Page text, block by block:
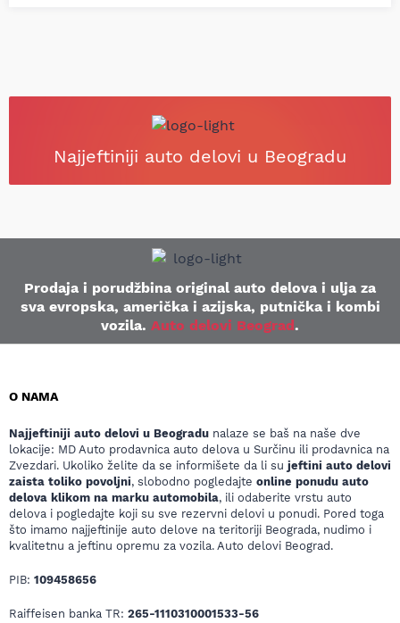
Najjeftiniji auto delovi u Beogradu
Prodaja i porudžbina original auto delova i ulja za
sva evropska, američka i azijska, putnička i kombi
vozila. Auto delovi Beograd.
O NAMA
Najjeftiniji auto delovi u Beogradu nalaze se baš na naše dve
lokacije: MD Auto prodavnica auto delova u Surčinu ili prodavnica na
Zvezdari. Ukoliko želite da se informišete da li su jeftini auto delovi
zaista toliko povoljni, slobodno pogledajte online ponudu auto
delova klikom na marku automobila, ili odaberite vrstu auto
delova i pogledajte koji su sve rezervni delovi u ponudi. Pored toga
što imamo najjeftinije auto delove na teritoriji Beograda, nudimo i
kvalitetnu a jeftinu opremu za vozila. Auto delovi Beograd.
PIB: 109458656
Raiffeisen banka TR: 265-1110310001533-56